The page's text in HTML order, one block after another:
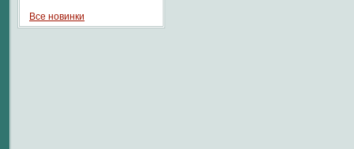
Все новинки